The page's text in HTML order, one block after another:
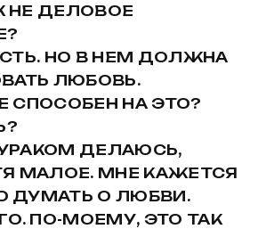
НЕ ДЕЛОВОЕ
НО В НЕМ ДОЛЖНА
ЛЮБОВЬ.
СПОСОБЕН НА ЭТО?
ДЕЛАЮСЬ,
МАЛОЕ. МНЕ КАЖЕТСЯ
ДУМАТЬ О ЛЮБВИ.
ПО-МОЕМУ, ЭТО ТАК